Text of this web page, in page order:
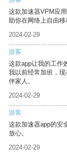
这款加速器VPM应
助你在网络上自由移
2024-02-29
游客
这款app让我的工作
我以前经常加班，
伴家人。
2024-02-29
游客
这款加速器app的安
放心。
2024-02-29